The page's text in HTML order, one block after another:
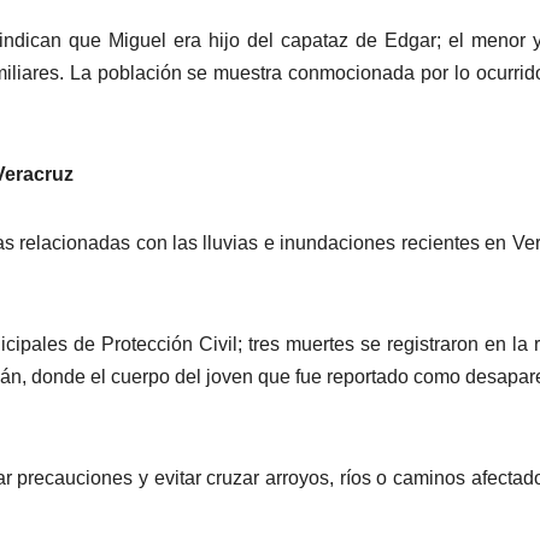
que Miguel era hijo del capataz de Edgar; el menor
La población se muestra conmocionada por lo
relacionadas con las lluvias e inundaciones recientes en
de Protección Civil; tres muertes se registraron en la
donde el cuerpo del joven que fue reportado como
precauciones y evitar cruzar arroyos, ríos o caminos